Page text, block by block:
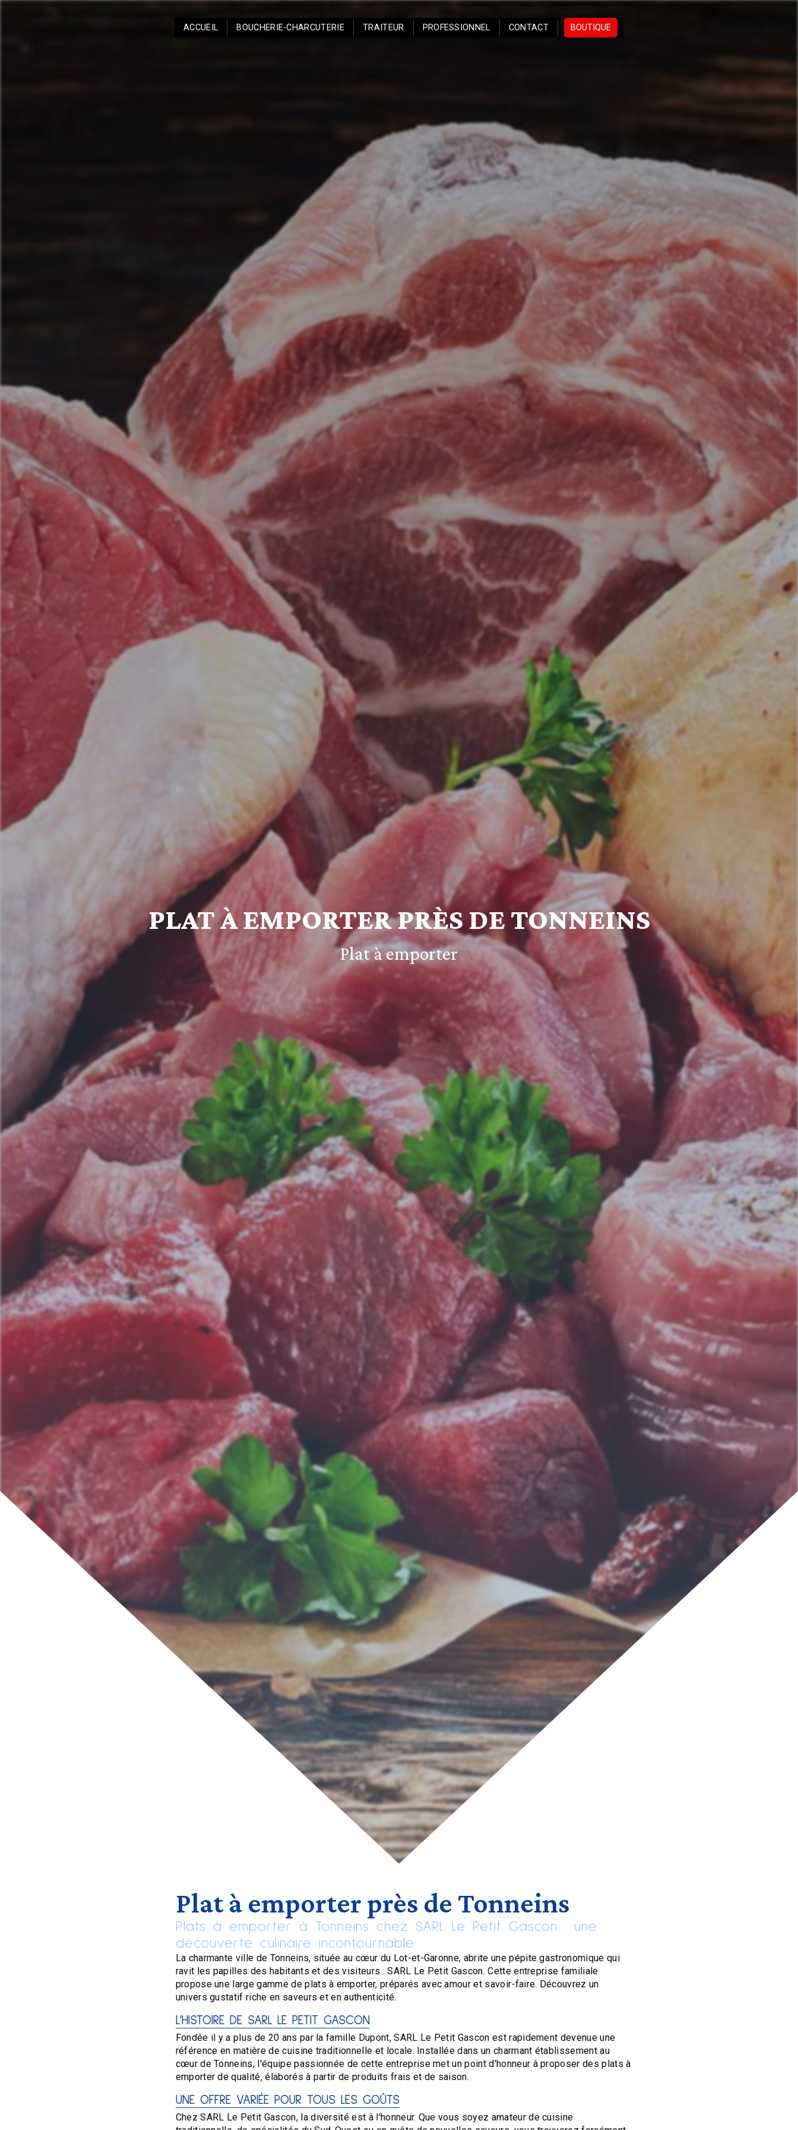
ACCUEIL BOUCHERIE-CHARCUTERIE TRAITEUR PROFESSIONNEL CONTACT BOUTIQUE
PLAT À EMPORTER PRÈS DE TONNEINS
Plat à emporter
Plat à emporter près de Tonneins
Plats à emporter à Tonneins chez SARL Le Petit Gascon : une
découverte culinaire incontournable
La charmante ville de Tonneins, située au cœur du Lot-et-Garonne, abrite une pépite gastronomique qui
ravit les papilles des habitants et des visiteurs : SARL Le Petit Gascon. Cette entreprise familiale
propose une large gamme de plats à emporter, préparés avec amour et savoir-faire. Découvrez un
univers gustatif riche en saveurs et en authenticité.
L'HISTOIRE DE SARL LE PETIT GASCON
Fondée il y a plus de 20 ans par la famille Dupont, SARL Le Petit Gascon est rapidement devenue une
référence en matière de cuisine traditionnelle et locale. Installée dans un charmant établissement au
cœur de Tonneins, l'équipe passionnée de cette entreprise met un point d'honneur à proposer des plats à
emporter de qualité, élaborés à partir de produits frais et de saison.
UNE OFFRE VARIÉE POUR TOUS LES GOÛTS
Chez SARL Le Petit Gascon, la diversité est à l'honneur. Que vous soyez amateur de cuisine